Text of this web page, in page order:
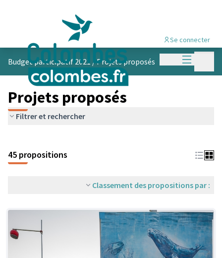
Menu
Se connecter
Budget participatif 2021 /Projets proposés
Projets proposés
Filtrer et rechercher
45 propositions
Classement des propositions par :